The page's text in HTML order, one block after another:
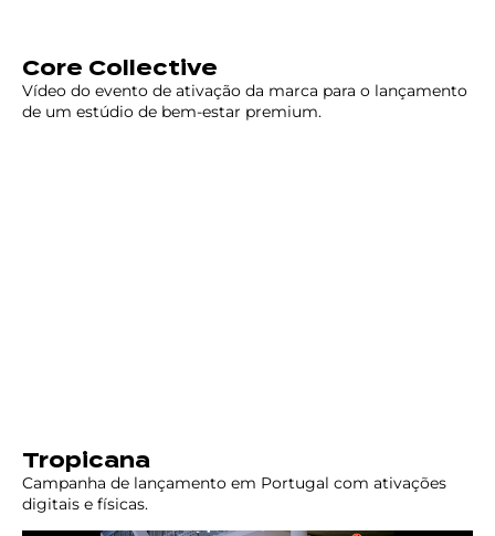
Core Collective
Vídeo do evento de ativação da marca para o lançamento
de um estúdio de bem-estar premium.
Tropicana
Campanha de lançamento em Portugal com ativações
digitais e físicas.